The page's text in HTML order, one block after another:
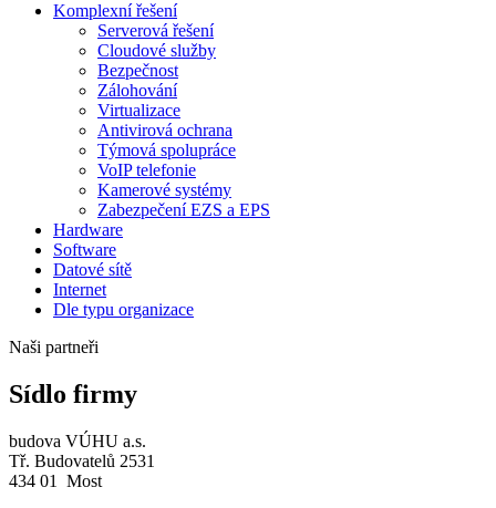
Komplexní řešení
Serverová řešení
Cloudové služby
Bezpečnost
Zálohování
Virtualizace
Antivirová ochrana
Týmová spolupráce
VoIP telefonie
Kamerové systémy
Zabezpečení EZS a EPS
Hardware
Software
Datové sítě
Internet
Dle typu organizace
Naši partneři
Sídlo firmy
budova VÚHU a.s.
Tř. Budovatelů 2531
434 01 Most